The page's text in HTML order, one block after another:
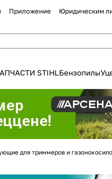
Приложение Юридическим
STIHLБензопилы
для триммеров и
Для клиентов всех банков